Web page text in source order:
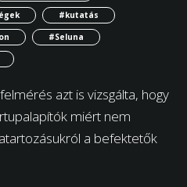
#kutatás
#Seluna
azt is vizsgálta, hogy
miért nem
a befektetők